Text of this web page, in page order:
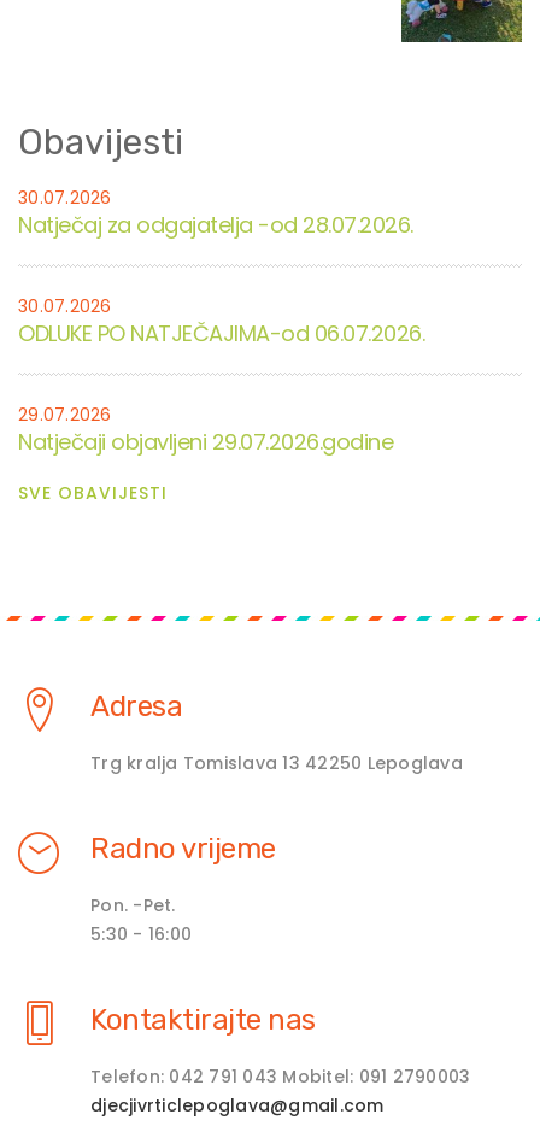
Obavijesti
30.07.2026
Natječaj za odgajatelja -od 28.07.2026.
30.07.2026
ODLUKE PO NATJEČAJIMA-od 06.07.2026.
29.07.2026
Natječaji objavljeni 29.07.2026.godine
SVE OBAVIJESTI
Adresa
Trg kralja Tomislava 13 42250 Lepoglava
Radno vrijeme
Pon. -Pet.
5:30 - 16:00
Kontaktirajte nas
Telefon: 042 791 043 Mobitel: 091 2790003
djecjivrticlepoglava@gmail.com